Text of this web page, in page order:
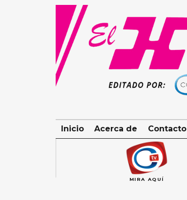
Inicio Acerca de Contacto
MIRA AQUÍ